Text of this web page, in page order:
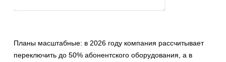
Планы масштабные: в 2026 году компания рассчитывает
переключить до 50% абонентского оборудования, а в